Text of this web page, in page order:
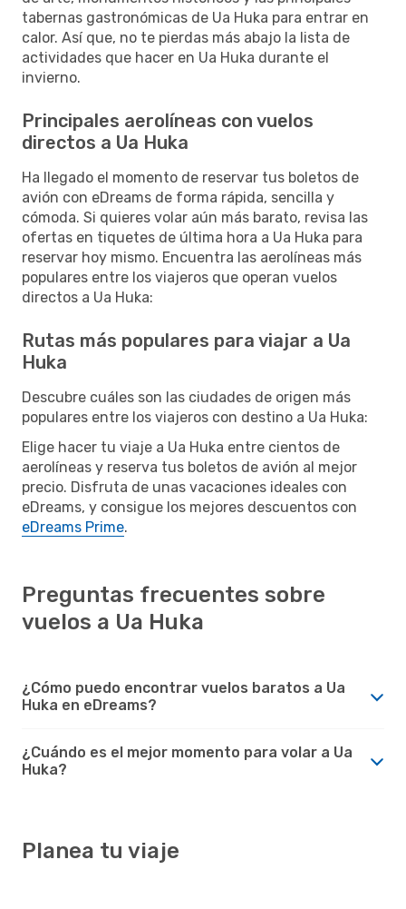
tabernas gastronómicas de Ua Huka para entrar en
calor. Así que, no te pierdas más abajo la lista de
actividades que hacer en Ua Huka durante el
invierno.
Principales aerolíneas con vuelos
directos a Ua Huka
Ha llegado el momento de reservar tus boletos de
avión con eDreams de forma rápida, sencilla y
cómoda. Si quieres volar aún más barato, revisa las
ofertas en tiquetes de última hora a Ua Huka para
reservar hoy mismo. Encuentra las aerolíneas más
populares entre los viajeros que operan vuelos
directos a Ua Huka:
Rutas más populares para viajar a Ua
Huka
Descubre cuáles son las ciudades de origen más
populares entre los viajeros con destino a Ua Huka:
Elige hacer tu viaje a Ua Huka entre cientos de
aerolíneas y reserva tus boletos de avión al mejor
precio. Disfruta de unas vacaciones ideales con
eDreams, y consigue los mejores descuentos con
eDreams Prime.
Preguntas frecuentes sobre
vuelos a Ua Huka
¿Cómo puedo encontrar vuelos baratos a Ua
Huka en eDreams?
¿Cuándo es el mejor momento para volar a Ua
Huka?
Planea tu viaje